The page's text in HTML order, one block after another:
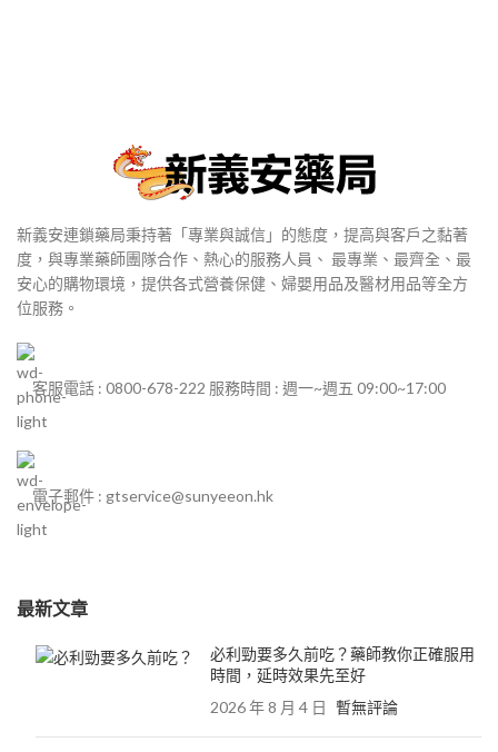
新義安連鎖藥局秉持著「專業與誠信」的態度，提高與客戶之黏著
度，與專業藥師團隊合作、熱心的服務人員、 最專業、最齊全、最
安心的購物環境，提供各式營養保健、婦嬰用品及醫材用品等全方
位服務。
客服電話 : 0800-678-222 服務時間 : 週一~週五 09:00~17:00
電子郵件 : gtservice@sunyeeon.hk
最新文章
必利勁要多久前吃？藥師教你正確服用
時間，延時效果先至好
2026 年 8 月 4 日 暫無評論